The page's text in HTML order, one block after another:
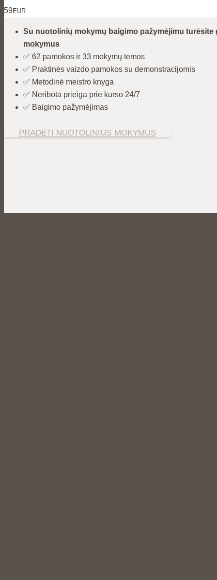
59EUR
Su nuotolinių mokymų baigimo pažymėjimu
mokymus
✅ 62 pamokos ir 33 mokymų temos
✅ Praktinės vaizdo pamokos su demonstracijomis
✅ Metodinė meistro knyga
✅ Neribota prieiga prie kurso 24/7
✅ Baigimo pažymėjimas
PRADĖTI NUOTOLINIUS MOKYMUS